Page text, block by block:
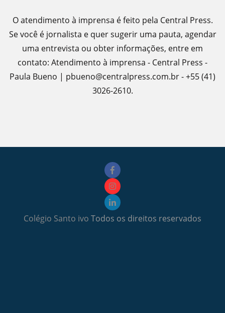
O atendimento à imprensa é feito pela Central Press.
Se você é jornalista e quer sugerir uma pauta, agendar
uma entrevista ou obter informações, entre em
contato: Atendimento à imprensa - Central Press -
Paula Bueno | pbueno@centralpress.com.br - +55 (41)
3026-2610.
Colégio Santo ivo Todos os direitos reservados